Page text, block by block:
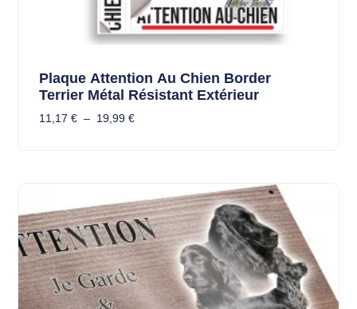
Plaque Attention Au Chien Border
Terrier Métal Résistant Extérieur
11,17 € – 19,99 €